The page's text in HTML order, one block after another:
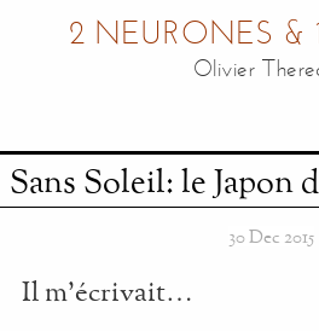
2 NEURONES &
Olivier
Sans Soleil: le Japon
30 Dec 2015
Il m’écrivait…